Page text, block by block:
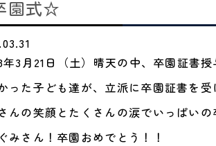
園式☆
3月21日（土）晴天の中、卒園証書授
った子ども達が、立派に卒園証書を
んの笑顔とたくさんの涙でいっぱい
みさん！卒園おめでとう！！